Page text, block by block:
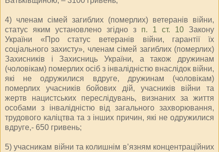
4) членам сімей загиблих (померлих) ветеранів війни,
статус яким установлено згідно з п. 1 ст. 10 Закону
України «Про статус ветеранів війни, гарантії їх
соціального захисту», членам сімей загиблих (померлих)
Захисників і Захисниць України, а також дружинам
(чоловікам) померлих осіб з інвалідністю внаслідок війни,
які не одружилися вдруге, дружинам (чоловікам)
померлих учасників бойових дій, учасників війни та
жертв нацистських переслідувань, визнаних за життя
особами з інвалідністю від загального захворювання,
трудового каліцтва та з інших причин, які не одружилися
вдруге,- 650 гривень;
5) учасникам війни та колишнім в’язням концентраційних